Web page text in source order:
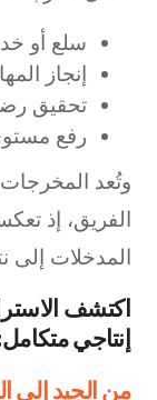
سلع أو
إنجاز
تحقيق
رفع
وتُعد
الفريق، إذ
المدخلات إلى
اكتشف
إنتاجي
من الجيد إلى